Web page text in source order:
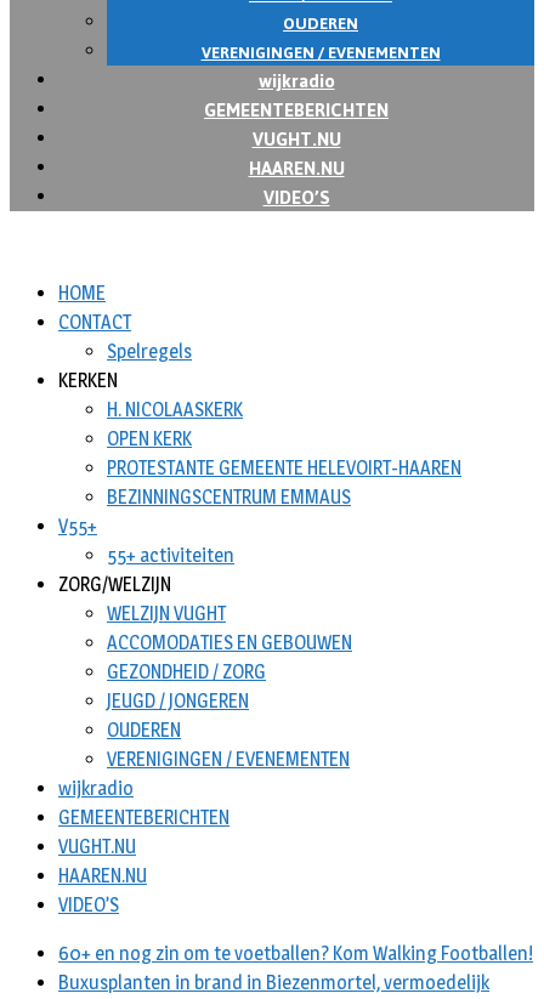
OUDEREN
VERENIGINGEN / EVENEMENTEN
wijkradio
GEMEENTEBERICHTEN
VUGHT.NU
HAAREN.NU
VIDEO’S
HOME
CONTACT
Spelregels
KERKEN
H. NICOLAASKERK
OPEN KERK
PROTESTANTE GEMEENTE HELEVOIRT-HAAREN
BEZINNINGSCENTRUM EMMAUS
V55+
55+ activiteiten
ZORG/WELZIJN
WELZIJN VUGHT
ACCOMODATIES EN GEBOUWEN
GEZONDHEID / ZORG
JEUGD / JONGEREN
OUDEREN
VERENIGINGEN / EVENEMENTEN
wijkradio
GEMEENTEBERICHTEN
VUGHT.NU
HAAREN.NU
VIDEO’S
60+ en nog zin om te voetballen? Kom Walking Footballen!
Buxusplanten in brand in Biezenmortel, vermoedelijk